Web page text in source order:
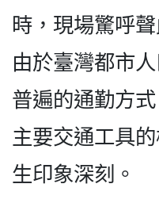
時，現場驚呼
由於臺灣都市
普遍的通勤方
主要交通工具
生印象深刻。